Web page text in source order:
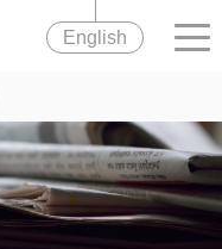
English